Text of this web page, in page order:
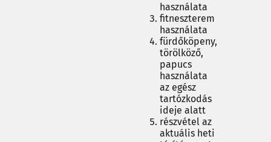
használata
fitneszterem
használata
fürdőköpeny,
törölköző,
papucs
használata
az egész
tartózkodás
ideje alatt
részvétel az
aktuális heti